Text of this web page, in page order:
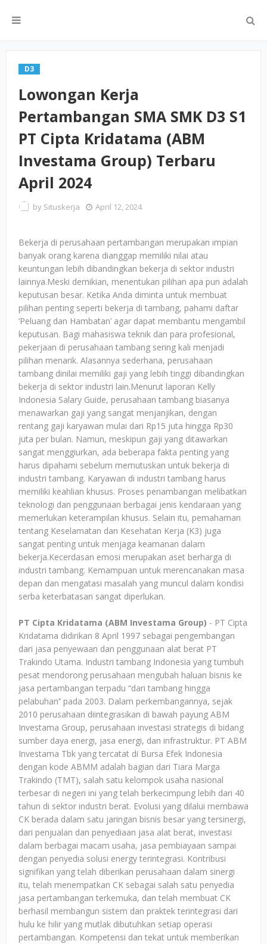
D3
Lowongan Kerja
Pertambangan SMA SMK D3 S1
PT Cipta Kridatama (ABM
Investama Group) Terbaru
April 2024
by Situskerja April 12, 2024
Bekerja di perusahaan pertambangan merupakan impian
banyak orang karena dianggap memiliki nilai atau
keuntungan lebih dibandingkan bekerja di sektor industri
lainnya.Meski demikian, menentukan pilihan apa pun adalah
keputusan besar. Ketika Anda diminta untuk membuat
pilihan penting seperti bekerja di tambang, pahami daftar
‘Peluang dan Hambatan’ agar dapat membantu mengambil
keputusan. Bagi mahasiswa teknik dan para profesional,
pekerjaan di perusahaan tambang sering kali menjadi
pilihan menarik. Alasannya sederhana, perusahaan
tambang dinilai memiliki gaji yang lebih tinggi dibandingkan
bekerja di sektor industri lain.Menurut laporan Kelly
Indonesia Salary Guide, perusahaan tambang biasanya
menawarkan gaji yang sangat menjanjikan, dengan
rentang gaji karyawan mulai dari Rp15 juta hingga Rp30
juta per bulan. Namun, meskipun gaji yang ditawarkan
sangat menggiurkan, ada beberapa fakta penting yang
harus dipahami sebelum memutuskan untuk bekerja di
industri tambang. Karyawan di industri tambang harus
memiliki keahlian khusus. Proses penambangan melibatkan
teknologi dan penggunaan berbagai jenis kendaraan yang
memerlukan keterampilan khusus. Selain itu, pemahaman
tentang Keselamatan dan Kesehatan Kerja (K3) juga
sangat penting untuk menjaga keamanan dalam
bekerja.Kecerdasan emosi merupakan aset berharga di
industri tambang. Kemampuan untuk merencanakan masa
depan dan mengatasi masalah yang muncul dalam kondisi
serba keterbatasan sangat diperlukan.
PT Cipta Kridatama (ABM Investama Group) - PT Cipta
Kridatama didirikan 8 April 1997 sebagai pengembangan
dari jasa penyewaan dan penggunaan alat berat PT
Trakindo Utama. Industri tambang Indonesia yang tumbuh
pesat mendorong perusahaan mengubah haluan bisnis ke
jasa pertambangan terpadu “dari tambang hingga
pelabuhan’’ pada 2003. Dalam perkembangannya, sejak
2010 perusahaan diintegrasikan di bawah payung ABM
Investama Group, perusahaan investasi strategis di bidang
sumber daya energi, jasa energi, dan infrastruktur. PT ABM
Investama Tbk yang tercatat di Bursa Efek Indonesia
dengan kode ABMM adalah bagian dari Tiara Marga
Trakindo (TMT), salah satu kelompok usaha nasional
terbesar di negeri ini yang telah berkecimpung lebih dari 40
tahun di sektor industri berat. Evolusi yang dilalui membawa
CK berada dalam satu jaringan bisnis besar yang tersinergi,
dari penjualan dan penyediaan jasa alat berat, investasi
dalam berbagai macam usaha, jasa pembiayaan sampai
dengan penyedia solusi energy terintegrasi. Kontribusi
signifikan yang telah diberikan perusahaan dalam sinergi
itu, telah menempatkan CK sebagai salah satu penyedia
jasa pertambangan terkemuka, dan telah membuat CK
berhasil membangun sistem dan praktek terintegrasi dari
hulu ke hilir yang mutlak dibutuhkan setiap operasi
pertambangan. Kompetensi dan tekat untuk memberikan